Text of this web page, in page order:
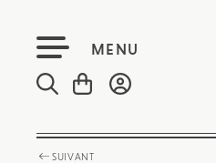
MENU
SUIVANT